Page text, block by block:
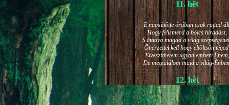
11. hét
E napsütötte órában csak rajtad
Hogy felismerd a bölcs híradást,
S átadva magad a világ
Önérzettel kell hogy eltöltsön
Elveszíthetem ugyan emberi Énem,
De megtalálom majd a világ-
12. hét
JÁNOS-NAPI HANGULAT